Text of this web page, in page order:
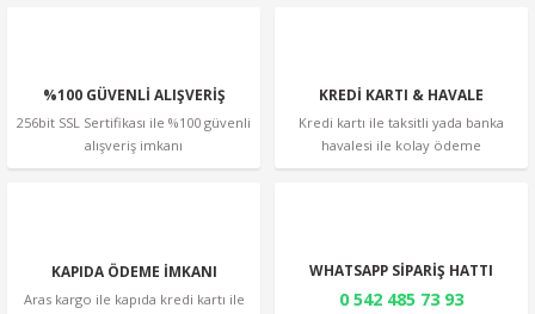
%100 GÜVENLİ ALIŞVERİŞ
256bit SSL Sertifikası ile %100 güvenli
alışveriş imkanı
KREDİ KARTI & HAVALE
Kredi kartı ile taksitli yada banka
havalesi ile kolay ödeme
KAPIDA ÖDEME İMKANI
Aras kargo ile kapıda kredi kartı ile
WHATSAPP SİPARİŞ HATTI
0 542 485 73 93